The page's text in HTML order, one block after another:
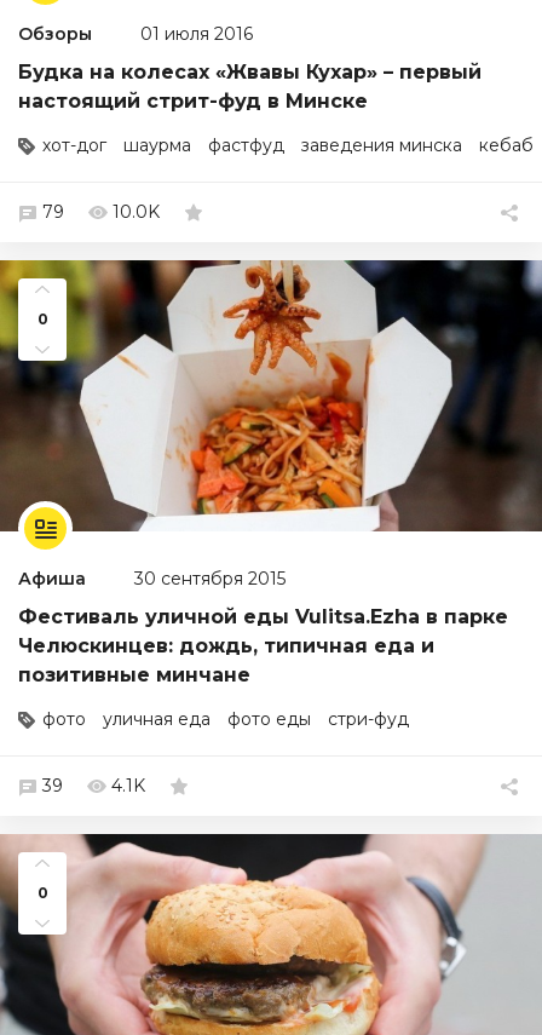
Обзоры 01 июля 2016
Будка на колесах «Жвавы Кухар» – первый
настоящий стрит-фуд в Минске
хот-дог шаурма фастфуд заведения минска кебаб
79 10.0K
0
Афиша 30 сентября 2015
Фестиваль уличной еды Vulitsa.Ezha в парке
Челюскинцев: дождь, типичная еда и
позитивные минчане
фото уличная еда фото еды стри-фуд
39 4.1K
0